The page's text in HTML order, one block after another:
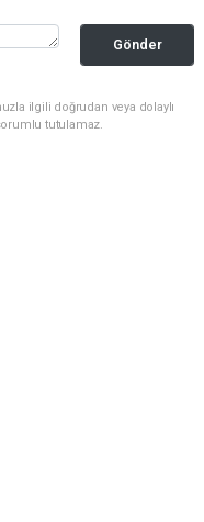
Gönder
ilgili doğrudan veya dolaylı
tutulamaz.